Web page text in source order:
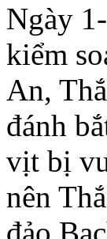
Ngày
kiểm
An,
đánh
vịt bị
nên
đảo